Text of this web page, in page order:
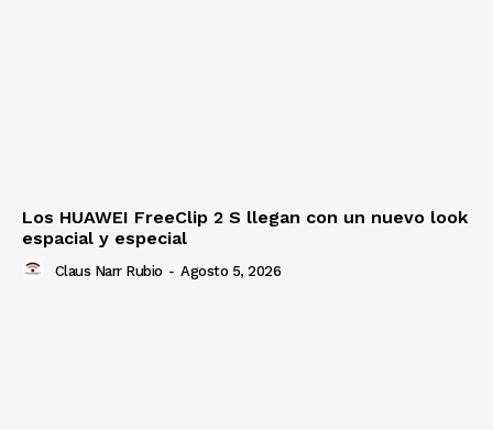
Los HUAWEI FreeClip 2 S llegan con un nuevo look
espacial y especial
Claus Narr Rubio - Agosto 5, 2026